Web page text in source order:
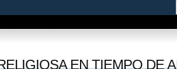
EN TIEMPO DE